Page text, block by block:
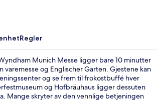
Regler
Munich Messe ligger bare 10 minutter
varemesse og Englischer Garten. Gjestene kan
og se frem til frokostbuffé hver
og Hofbräuhaus ligger dessuten
Mange skryter av den vennlige betjeningen